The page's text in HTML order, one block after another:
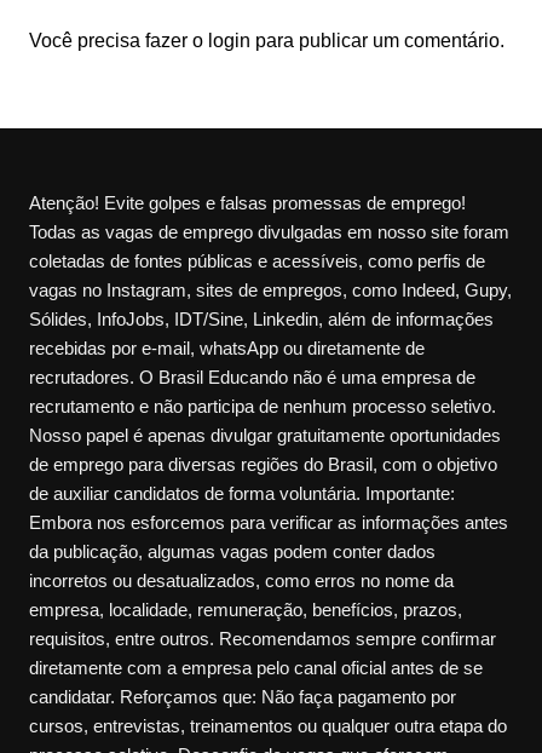
Você precisa fazer o login para publicar um comentário.
Atenção! Evite golpes e falsas promessas de emprego!
Todas as vagas de emprego divulgadas em nosso site foram
coletadas de fontes públicas e acessíveis, como perfis de
vagas no Instagram, sites de empregos, como Indeed, Gupy,
Sólides, InfoJobs, IDT/Sine, Linkedin, além de informações
recebidas por e-mail, whatsApp ou diretamente de
recrutadores. O Brasil Educando não é uma empresa de
recrutamento e não participa de nenhum processo seletivo.
Nosso papel é apenas divulgar gratuitamente oportunidades
de emprego para diversas regiões do Brasil, com o objetivo
de auxiliar candidatos de forma voluntária. Importante:
Embora nos esforcemos para verificar as informações antes
da publicação, algumas vagas podem conter dados
incorretos ou desatualizados, como erros no nome da
empresa, localidade, remuneração, benefícios, prazos,
requisitos, entre outros. Recomendamos sempre confirmar
diretamente com a empresa pelo canal oficial antes de se
candidatar. Reforçamos que: Não faça pagamento por
cursos, entrevistas, treinamentos ou qualquer outra etapa do